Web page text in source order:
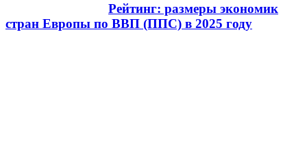
Рейтинг: размеры экономик
стран Европы по ВВП (ППС) в 2025 году